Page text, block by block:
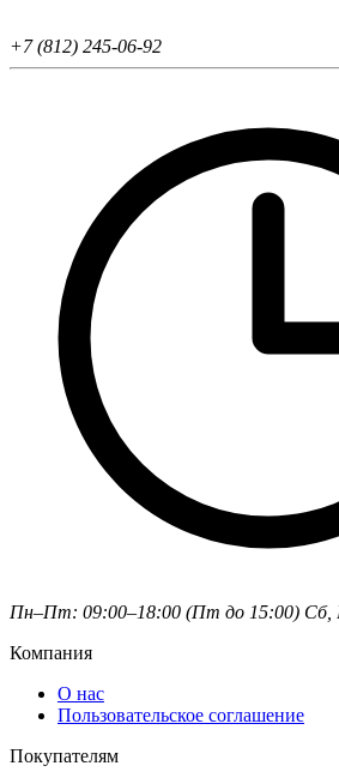
+7 (812) 245-06-92
Пн–Пт: 09:00–18:00 (Пт до 15:00) Сб,
Компания
О нас
Пользовательское соглашение
Покупателям